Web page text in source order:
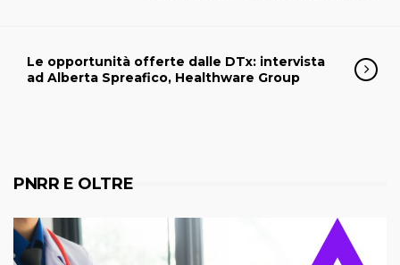
Le opportunità offerte dalle DTx: intervista
ad Alberta Spreafico, Healthware Group
PNRR E OLTRE